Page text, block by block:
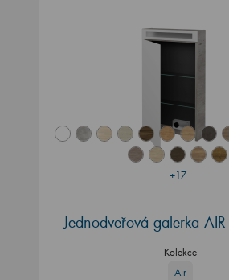
+17
Jednodveřová galerka
Kolekce
Air